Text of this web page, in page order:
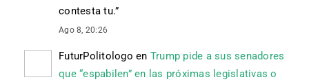
contesta tu.”
Ago 8, 20:26
FuturPolitologo en Trump pide a sus senadores
que “espabilen” en las próximas legislativas o